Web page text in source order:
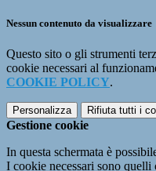
Nessun contenuto da visualizzare
Questo sito o gli strumenti
cookie necessari al
COOKIE POLICY.
Personalizza Rifiuta tutti i
Gestione cookie
In questa schermata è
I cookie necessari sono